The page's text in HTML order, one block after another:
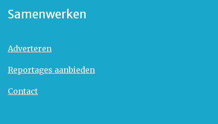
Samenwerken
Adverteren
Reportages aanbieden
Contact